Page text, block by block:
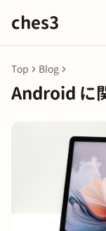
ches3
Top Blog
Android に